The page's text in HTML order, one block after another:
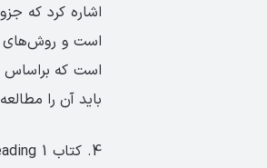
اشاره کرد که
است و روش‌های
باید آن را